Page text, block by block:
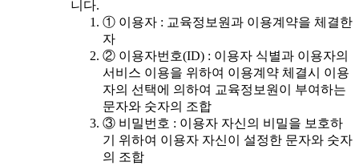
니다.
① 이용자 : 교육정보원과 이용계약을 체결한
자
② 이용자번호(ID) : 이용자 식별과 이용자의
서비스 이용을 위하여 이용계약 체결시 이용
자의 선택에 의하여 교육정보원이 부여하는
문자와 숫자의 조합
③ 비밀번호 : 이용자 자신의 비밀을 보호하
기 위하여 이용자 자신이 설정한 문자와 숫자
의 조합